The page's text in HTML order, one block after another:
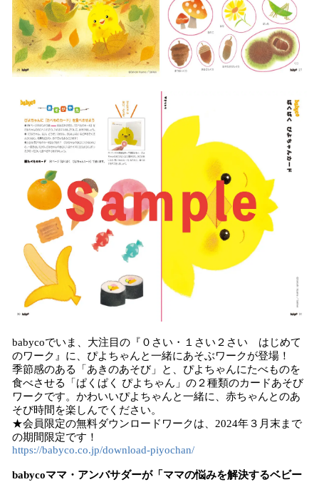
babycoでいま、大注目の『０さい・１さい２さい はじめて
のワーク』に、ぴよちゃんと一緒にあそぶワークが登場！
季節感のある「あきのあそび」と、ぴよちゃんにたべものを
食べさせる「ぱくぱく ぴよちゃん」の２種類のカードあそび
ワークです。かわいいぴよちゃんと一緒に、赤ちゃんとのあ
そび時間を楽しんでください。
★会員限定の無料ダウンロードワークは、2024年３月末まで
の期間限定です！
https://babyco.co.jp/download-piyochan/
babycoママ・アンバサダーが「ママの悩みを解決するベビー